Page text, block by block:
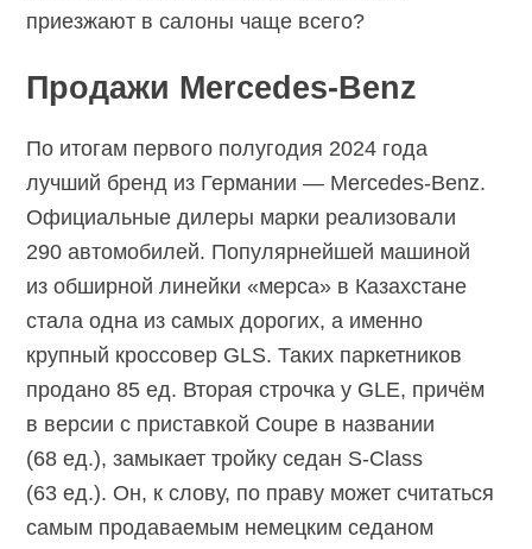
приезжают в салоны чаще всего?
Продажи Mercedes-Benz
По итогам первого полугодия 2024 года
лучший бренд из Германии — Mercedes-Benz.
Официальные дилеры марки реализовали
290 автомобилей. Популярнейшей машиной
из обширной линейки «мерса» в Казахстане
стала одна из самых дорогих, а именно
крупный кроссовер GLS. Таких паркетников
продано 85 ед. Вторая строчка у GLE, причём
в версии с приставкой Coupe в названии
(68 ед.), замыкает тройку седан S-Class
(63 ед.). Он, к слову, по праву может считаться
самым продаваемым немецким седаном